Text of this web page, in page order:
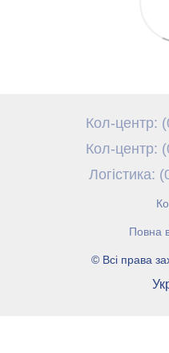
Кол-центр:
Кол-центр:
Логістика:
Повна
© Всі права